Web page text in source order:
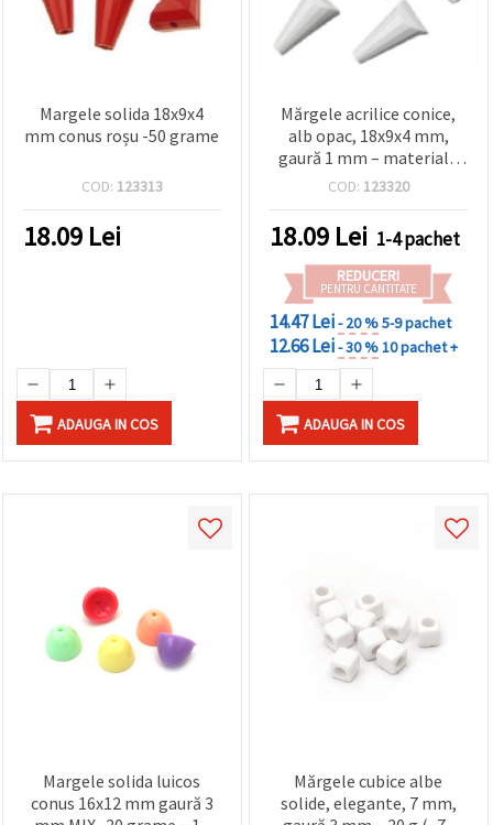
Margele solida 18x9x4
mm conus roșu -50 grame
COD: 123313
18.09 Lei
ADAUGA IN COS
Mărgele acrilice conice,
alb opac, 18x9x4 mm,
gaură 1 mm – materiale
pentru bijuterii
COD: 123320
18.09 Lei 1-4 pachet
REDUCERI
PENTRU CANTITATE
14.47 Lei- 20 %5-9 pachet
12.66 Lei- 30 %10 pachet +
ADAUGA IN COS
Margele solida luicos
conus 16x12 mm gaură 3
Mărgele cubice albe
solide, elegante, 7 mm,